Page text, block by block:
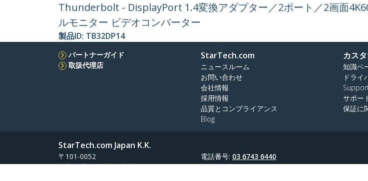
Thunderbolt - DisplayPort 1.4変換アダプター／2ポート／2画面
ルモニター ビデオコンバーター
製品ID: TB32DP14
パートナーガイド
取扱代理店
StarTech.com
ニュースルーム
お問い合わせ
会社情報
採用情報
品質とコンプライアンス
Blog
カス
知識ベ
ドライ
サポー
保証に
StarTech.com Japan K.K.
〒101-0052
東京都千代田区神田小川町1-10-2
電話番号: 03 6743 6440
フリーダイヤル:0120 365 618